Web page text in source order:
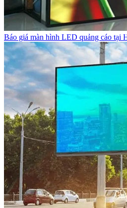
Báo giá màn hình LED quảng cáo tại